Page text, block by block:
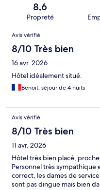
8,6
Propreté
Avis
Avis vérifié
8/10 Très bien
16 avr. 2026
Hôtel idéalement situé.
Benoit, séjour de 4 nuits
Avis vérifié
8/10 Très bien
11 avr. 2026
Hôtel très bien placé,
Personnel très
correct, les dames de
sont pas dingue mais bien